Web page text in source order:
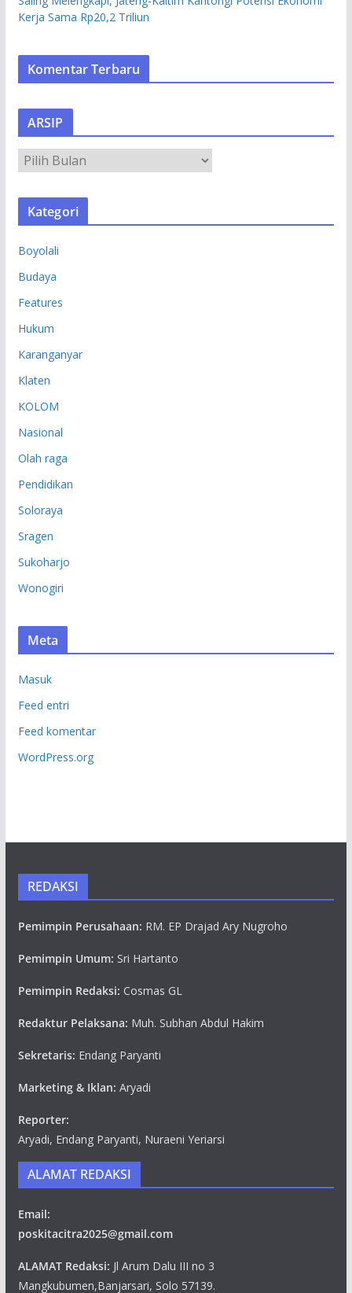
Kerja Sama Rp20,2 Triliun
Komentar Terbaru
ARSIP
R
S
Kategori
Boyolali
Budaya
Features
Hukum
Karanganyar
Klaten
KOLOM
Nasional
Olah raga
Pendidikan
Soloraya
Sragen
Sukoharjo
Wonogiri
Meta
Masuk
Feed entri
Feed komentar
WordPress.org
REDAKSI
Pemimpin Perusahaan: RM. EP Drajad Ary Nugroho
Pemimpin Umum: Sri Hartanto
Pemimpin Redaksi: Cosmas GL
Redaktur Pelaksana: Muh. Subhan Abdul Hakim
Sekretaris: Endang Paryanti
Marketing & Iklan: Aryadi
Reporter:
Aryadi, Endang Paryanti, Nuraeni Yeriarsi
ALAMAT REDAKSI
Email:
poskitacitra2025@gmail.com
ALAMAT Redaksi: Jl Arum Dalu III no 3
Mangkubumen,Banjarsari, Solo 57139.